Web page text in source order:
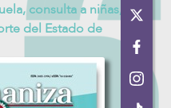
consulta a niñas,
del Estado de